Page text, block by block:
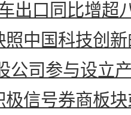
出口同比增超
照中国科技创
公司参与设立
极信号券商板